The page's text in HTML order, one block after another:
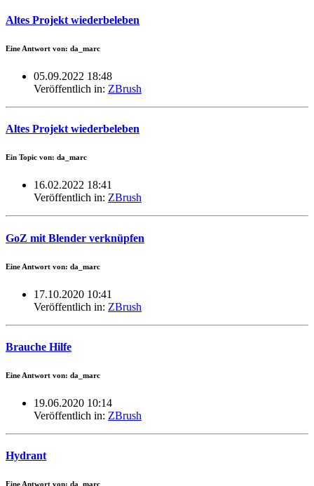
Altes Projekt wiederbeleben
Eine Antwort von: da_marc
05.09.2022 18:48
Veröffentlich in: ZBrush
Altes Projekt wiederbeleben
Ein Topic von: da_marc
16.02.2022 18:41
Veröffentlich in: ZBrush
GoZ mit Blender verknüpfen
Eine Antwort von: da_marc
17.10.2020 10:41
Veröffentlich in: ZBrush
Brauche Hilfe
Eine Antwort von: da_marc
19.06.2020 10:14
Veröffentlich in: ZBrush
Hydrant
Eine Antwort von: da_marc